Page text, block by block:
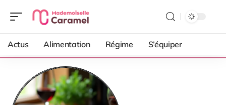
Actus Alimentation Régime S’équiper